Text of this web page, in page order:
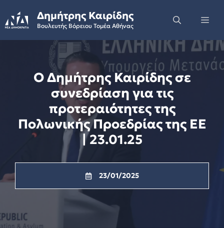
to
content
Δημήτρης Καιρίδης
Βουλευτής Βόρειου Τομέα Αθήνας
Ο Δημήτρης Καιρίδης σε
συνεδρίαση για τις
προτεραιότητες της
Πολωνικής Προεδρίας της ΕΕ
| 23.01.25
23/01/2025